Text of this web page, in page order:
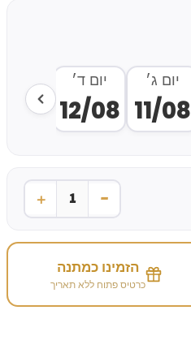
יום ג׳
11/08
יום ד׳
12/08
יום ה׳
13/08
-
1
+
הזמינו כמתנה
כרטיס פתוח ללא תאריך